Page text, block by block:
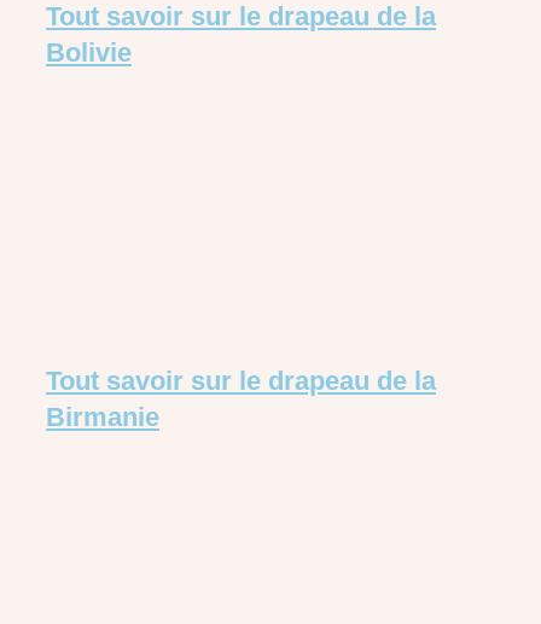
Tout savoir sur le drapeau de la
Bolivie
Tout savoir sur le drapeau de la
Birmanie